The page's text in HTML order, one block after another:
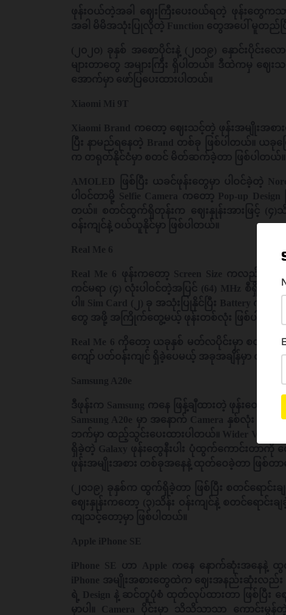
ဖုန်းဝယ်တဲ့အခါ ဈေးကြီးပေးဝယ်ရတဲ့ ဖုန်းတွေက
အခါ မိမိအသုံးပြုလိုတဲ့ Function တွေအပေါ် မူတည်
(၂၀၂၀) ခုနှစ် အစောပိုင်းနဲ့ (၂၀၁၉) နှောင်း
များတာတွေ အများကြီး ရှိပါတယ်။ ဒီထဲကမှ ဈေ
အောက်မှာ ဖော်ပြပေးထားပါတယ်။
Xiaomi Brand ကတော့ ဈေးသင့်တဲ့ ဖုန်းအမျို
ပြီး နာမည်ရနေတဲ့ Brand တစ်ခု ဖြစ်ပါတယ်။ ယခုပ
က တရုတ်နိုင်ငံမှာ စတင် မိတ်ဆက်ခဲ့တာ ဖြစ်ပါတယ်။
AMOLED ဖြစ်ပြီး ယခင်ဖုန်းတွေမှာ ပါဝင်ခဲ့တဲ့
ပါဝင်တာမို့ Selfie Camera ကတော့ Pop-up
တယ်။ စတင်ထွက်ရှိတုန်းက ဈေးနှုန်းအားဖြင့် (၄)သိ
ဝန်းကျင်နဲ့ ဝယ်ယူနိုင်မှာ ဖြစ်ပါတယ်။
Real Me 6 ဖုန်းကတော့ Screen Size ကလည်း (
ကင်မရာ (၄) လုံးပါဝင်တဲ့အပြင် (64) MHz စီရှိတာ
ပါ။ Sim Card (၂) ခု အသုံးပြုနိုင်ပြီး Battery က
တွေ အဖို့ အကြိုက်တွေ့မယ့် ဖုန်းတစ်လုံး ဖြစ်ပါတယ်။
Real Me 6 ကိုတော့ ယခုနှစ် မတ်လပိုင်းမှာ စတင်ထွက်
ကျော် ပတ်ဝန်းကျင် ရှိခဲ့ပေမယ့် အခုအချိန်မှာ ဝယ်
ဒီဖုန်းက Samsung ကနေ ဖြန့်ချီထားတဲ့ ဖုန်းတွေ
Samsung A20e မှာ အနောက် Camera နှစ်လုံး ပါ
ဘက်မှာ ထည့်သွင်းပေးထားပါတယ်။ Wider View
ရှိခဲ့တဲ့ Galaxy ဖုန်းတွေနီးပါး ပုံထွက်ကောင်းတာကို
ဖုန်းအမျိုးအစား တစ်ခုအနေနဲ့ ထုတ်ဝေခဲ့တာ ဖြစ်တ
(၂၀၁၉) ခုနှစ်က ထွက်ရှိခဲ့တာ ဖြစ်ပြီး စတင်ရောင်
ဈေးနှုန်းကတော့ (၃)သိန်း ဝန်းကျင်နဲ့ စတင်ရောင်းခ
ကျသင့်တော့မှာ ဖြစ်ပါတယ်။
iPhone SE ဟာ Apple ကနေ နောက်ဆုံးအနေ
iPhone အမျိုးအစားတွေထဲက ဈေးအနည်းဆုံးလည်း
ရဲ့ Design နဲ့ ဆင်တူပုံစံ ထုတ်လုပ်ထားတာ ဖြစ်ပြီ
မှာပါ။ Camera ပိုင်းမှာ သိသိသာသာ ကောင်